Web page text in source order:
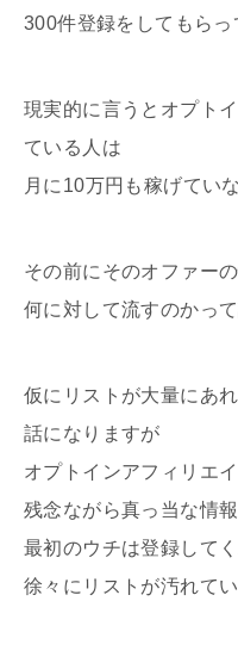
300件登録をしてもらっ
現実的に言うとオプト
ている人は
月に10万円も稼げてい
その前にそのオファー
何に対して流すのかっ
仮にリストが大量にあ
話になりますが
オプトインアフィリエ
残念ながら真っ当な情
最初のウチは登録して
徐々にリストが汚れてい